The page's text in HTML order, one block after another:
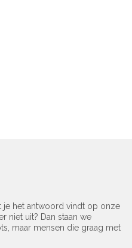
je het antwoord vindt op onze
niet uit? Dan staan we
maar mensen die graag met